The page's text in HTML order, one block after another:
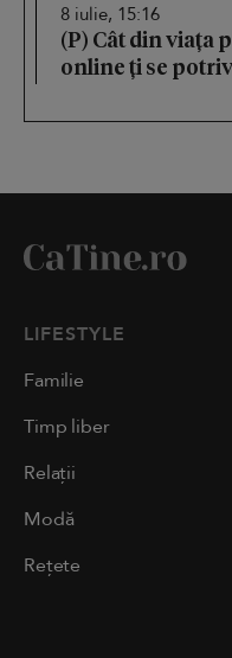
8 iulie, 15:16
(P) Cât din viața
online ți se
LIFESTYLE
Familie
Timp liber
Relații
Modă
Rețete